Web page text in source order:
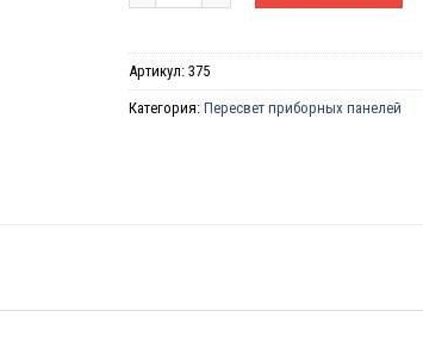
Артикул: 375
Категория: Пересвет приборных панелей